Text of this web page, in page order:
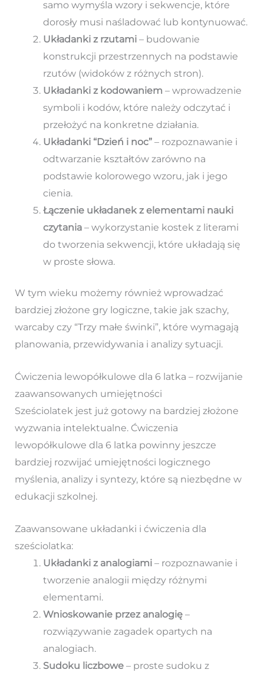
samo wymyśla wzory i sekwencje, które
dorosły musi naśladować lub kontynuować.
Układanki z rzutami– budowanie
konstrukcji przestrzennych na podstawie
rzutów (widoków z różnych stron).
Układanki z kodowaniem – wprowadzenie
symboli i kodów, które należy odczytać i
przełożyć na konkretne działania.
Układanki “Dzień i noc”– rozpoznawanie i
odtwarzanie kształtów zarówno na
podstawie kolorowego wzoru, jak i jego
cienia.
Łączenie układanek z elementami nauki
czytania– wykorzystanie kostek z literami
do tworzenia sekwencji, które układają się
w proste słowa.
W tym wieku możemy również wprowadzać
bardziej złożone gry logiczne, takie jak szachy,
warcaby czy “Trzy małe świnki”, które wymagają
planowania, przewidywania i analizy sytuacji.
Ćwiczenia lewopółkulowe dla 6 latka – rozwijanie
zaawansowanych umiejętności
Sześciolatek jest już gotowy na bardziej złożone
wyzwania intelektualne. Ćwiczenia
lewopółkulowe dla 6 latka powinny jeszcze
bardziej rozwijać umiejętności logicznego
myślenia, analizy i syntezy, które są niezbędne w
edukacji szkolnej.
Zaawansowane układanki i ćwiczenia dla
sześciolatka:
Układanki z analogiami– rozpoznawanie i
tworzenie analogii między różnymi
elementami.
Wnioskowanie przez analogię–
rozwiązywanie zagadek opartych na
analogiach.
Sudoku liczbowe– proste sudoku z